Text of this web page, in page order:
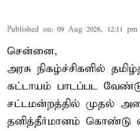
Published on: 09 Aug 2026, 12:11 pm
சென்னை,
அரசு நிகழ்ச்சிகளில்
கட்டாயம் பாடப்பட
சட்டமன்றத்தில் முதல்
தனித்தீர்மானம் கொண்டு